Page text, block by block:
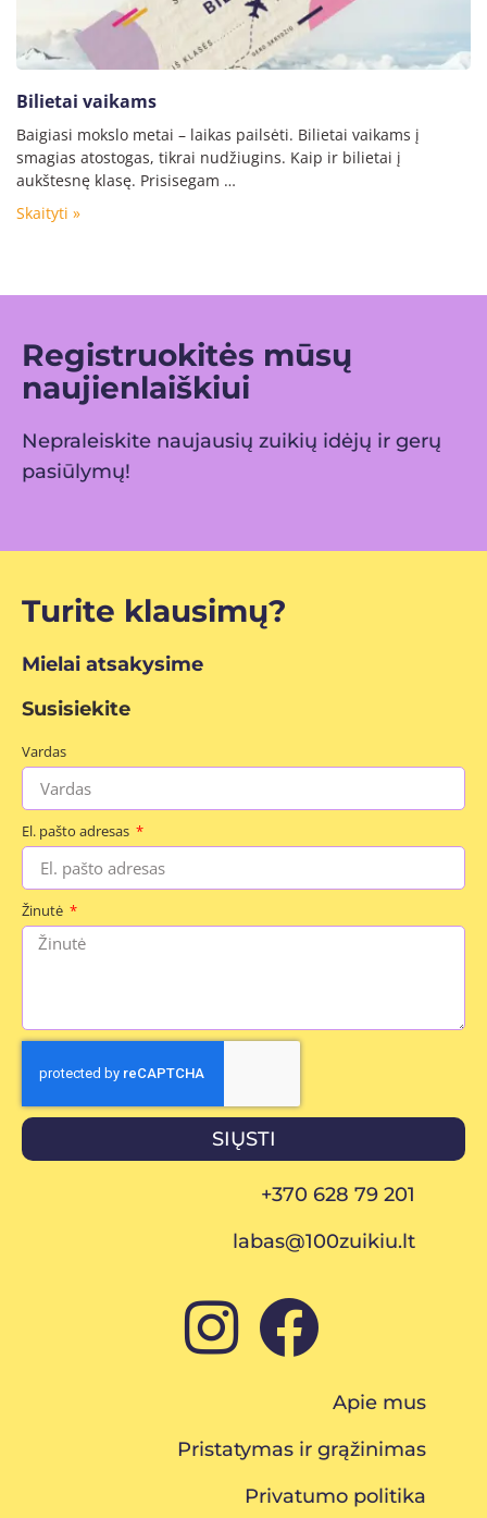
Bilietai vaikams
Baigiasi mokslo metai – laikas pailsėti. Bilietai vaikams į
smagias atostogas, tikrai nudžiugins. Kaip ir bilietai į
aukštesnę klasę. Prisisegam …
Skaityti »
Registruokitės mūsų
naujienlaiškiui
Nepraleiskite naujausių zuikių idėjų ir gerų
pasiūlymų!
Turite klausimų?
Mielai atsakysime
Susisiekite
Vardas
El. pašto adresas
Žinutė
SIŲSTI
+370 628 79 201
labas@100zuikiu.lt
Apie mus
Pristatymas ir grąžinimas
Privatumo politika